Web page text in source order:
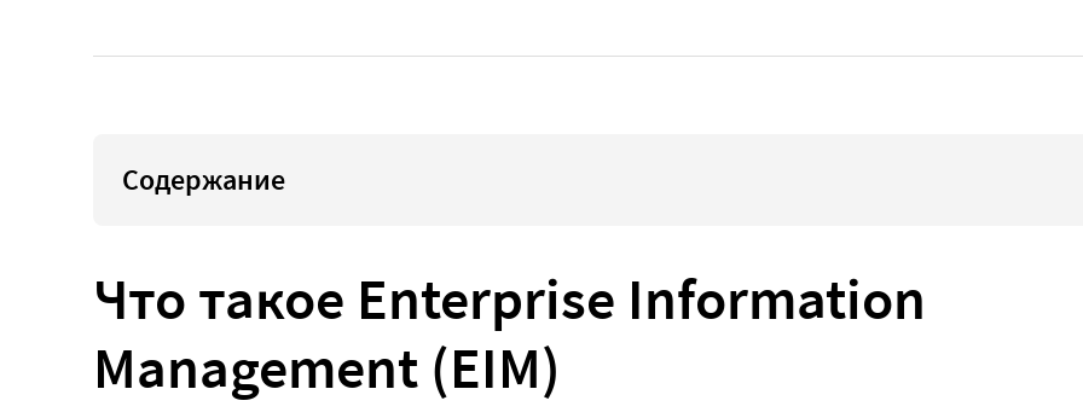
Содержание
Что такое Enterprise Information
Management (EIM)